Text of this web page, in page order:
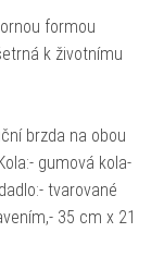
formou
k životnímu
brzda na obou
gumová kola-
tvarované
35 cm x 21